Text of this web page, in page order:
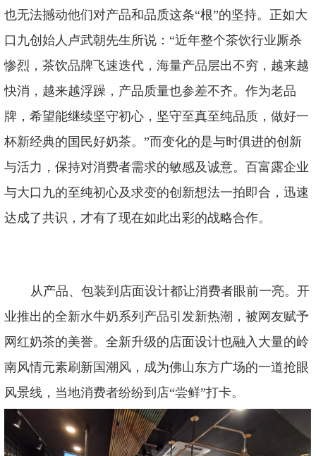
也无法撼动他们对产品和品质这条“根”的坚持。正如大
口九创始人卢武朝先生所说：“近年整个茶饮行业厮杀
惨烈，茶饮品牌飞速迭代，海量产品层出不穷，越来越
快消，越来越浮躁，产品质量也参差不齐。作为老品
牌，希望能继续坚守初心，坚守至真至纯品质，做好一
杯新经典的国民好奶茶。”而变化的是与时俱进的创新
与活力，保持对消费者需求的敏感及诚意。百富露企业
与大口九的至纯初心及求变的创新想法一拍即合，迅速
达成了共识，才有了现在如此出彩的战略合作。
从产品、包装到店面设计都让消费者眼前一亮。开
业推出的全新水牛奶系列产品引发新热潮，被网友赋予
网红奶茶的美誉。全新升级的店面设计也融入大量的岭
南风情元素刷新国潮风，成为佛山东方广场的一道抢眼
风景线，当地消费者纷纷到店“尝鲜”打卡。